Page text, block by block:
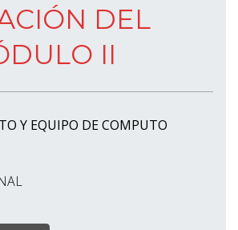
DEL
II
Y EQUIPO DE COMPUTO